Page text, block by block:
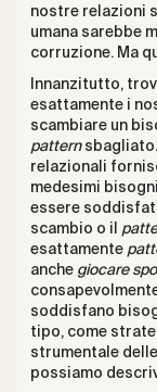
nostre relazioni
umana sarebbe
corruzione. Ma
Innanzitutto,
esattamente i
scambiare un
pattern
relazionali
medesimi
essere
scambio o il
esattamente
anche giocare
soddisfano
tipo, come
strumentale
possiamo